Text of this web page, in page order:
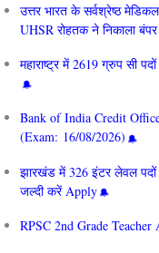
उत्तर भारत के सर्वश्रेष्ठ
UHSR रोहतक ने निकाला
महाराष्ट्र में 2619 ग्रुप सी
Bank of India Credit
(Exam: 16/08/2026)
झारखंड में 326 इंटर लेवल पदों
जल्दी करें Apply
RPSC 2nd Grade